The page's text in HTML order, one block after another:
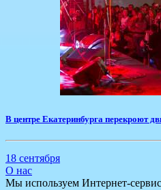
В центре Екатеринбурга перекроют
18 сентября
О нас
Мы используем Интернет-